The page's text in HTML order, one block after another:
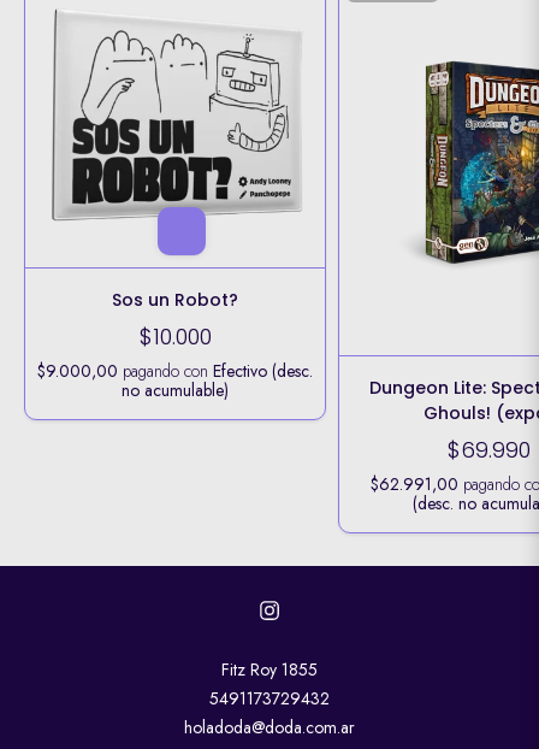
Sos un Robot?
$10.000
$9.000,00 pagando conEfectivo (desc.
no acumulable)
Dungeon Lite:
Ghouls!
$69.990
$62.991,00 pagando
(desc. no
Fitz Roy 1855
5491173729432
holadoda@doda.com.ar